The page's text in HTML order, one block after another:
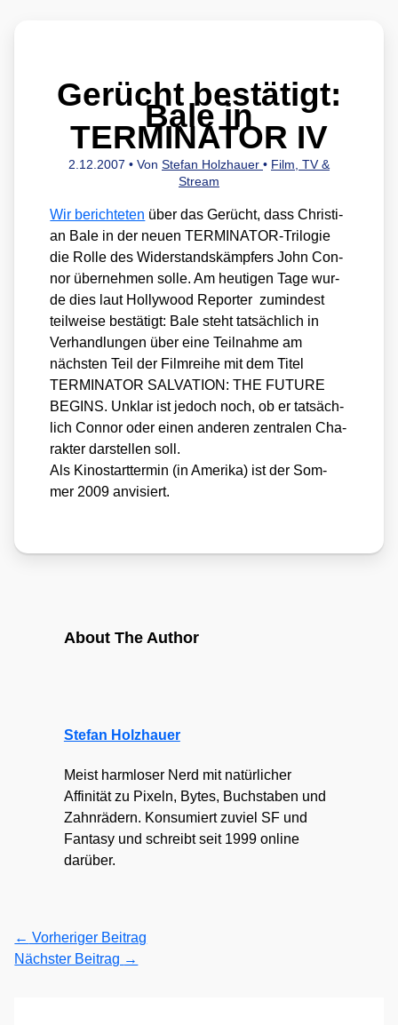
Gerücht bestätigt:
Bale in
TERMINATOR IV
2.12.2007 • Von Stefan Holzhauer • Film, TV &
Stream
Wir berich­te­ten über das Gerücht, dass Chris­ti­
an Bale in der neu­en TER­MI­NA­TOR-Tri­lo­gie
die Rol­le des Wider­stands­kämp­fers John Con­
nor über­neh­men sol­le. Am heu­ti­gen Tage wur­
de dies laut Hol­ly­wood Repor­ter zumin­dest
teil­wei­se bestä­tigt: Bale steht tat­säch­lich in
Ver­hand­lun­gen über eine Teil­nah­me am
nächs­ten Teil der Film­rei­he mit dem Titel
TERMINATOR SALVATION: THE FUTURE
BEGINS. Unklar ist jedoch noch, ob er tat­säch­
lich Con­nor oder einen ande­ren zen­tra­len Cha­
rak­ter dar­stel­len soll.
Als Kino­start­ter­min (in Ame­ri­ka) ist der Som­
mer 2009 anvi­siert.
About The Author
Stefan Holzhauer
Meist harmloser Nerd mit natürlicher
Affinität zu Pixeln, Bytes, Buchstaben und
Zahnrädern. Konsumiert zuviel SF und
Fantasy und schreibt seit 1999 online
darüber.
← Vorheriger Beitrag
Nächster Beitrag →